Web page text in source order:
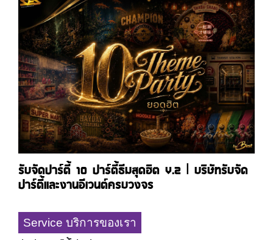
รับจัดปาร์ตี้ 10 ปาร์ตี้ธีมสุดฮิต V.2 | บริษัทรับจัด
ปาร์ตี้และงานอีเวนต์ครบวงจร
Service บริการของเรา